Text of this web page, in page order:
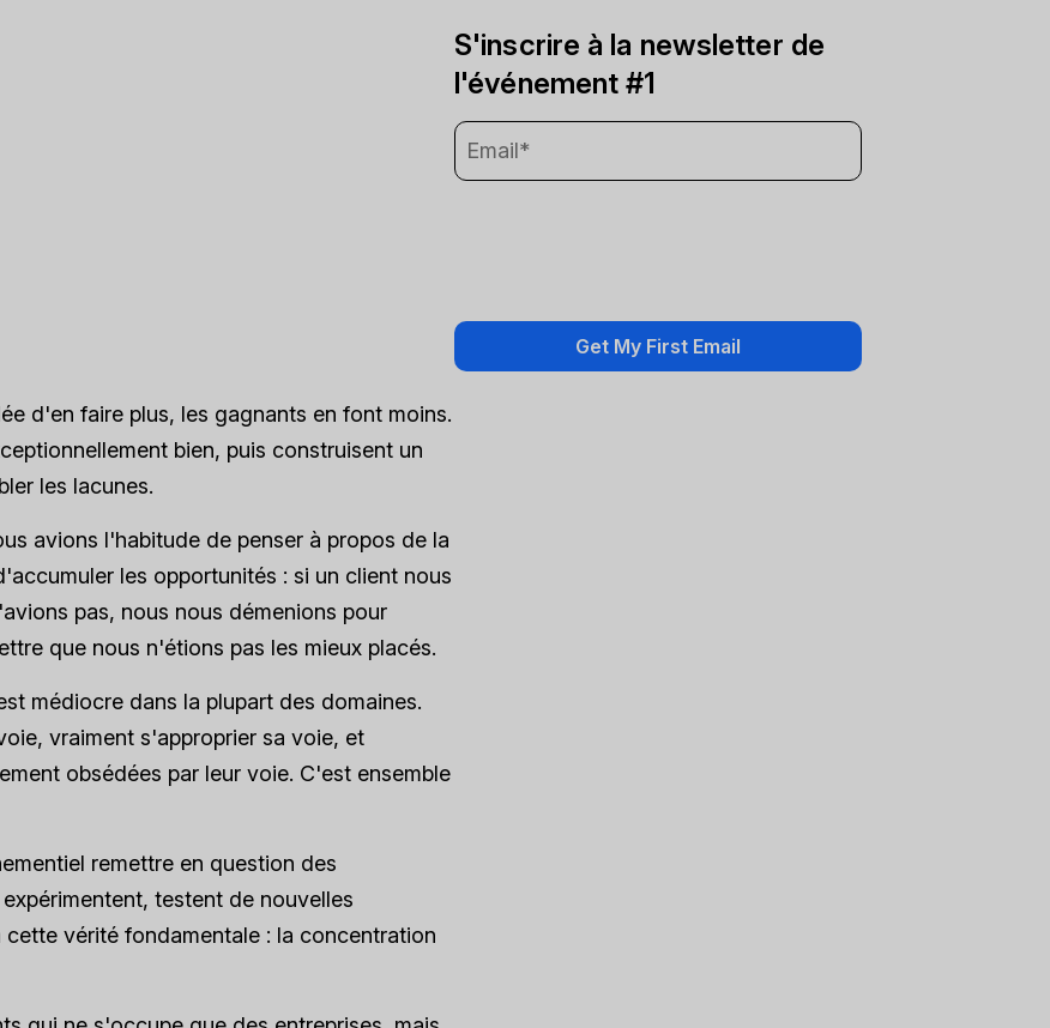
d'en faire plus, les gagnants en font moins.
bien, puis construisent un
les lacunes.
avions l'habitude de penser à propos de la
les opportunités : si un client nous
pas, nous nous démenions pour
que nous n'étions pas les mieux placés.
médiocre dans la plupart des domaines.
vraiment s'approprier sa voie, et
obsédées par leur voie. C'est ensemble
remettre en question des
testent de nouvelles
vérité fondamentale : la concentration
S'inscrire à la newsletter de
l'événement #1